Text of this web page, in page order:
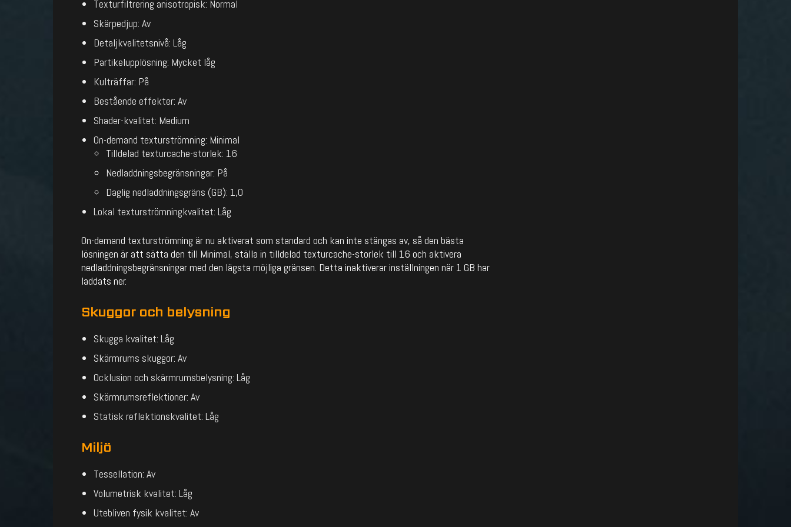
Texturfiltrering anisotropisk: Normal
Skärpedjup: Av
Detaljkvalitetsnivå: Låg
Partikelupplösning: Mycket låg
Kulträffar: På
Bestående effekter: Av
Shader-kvalitet: Medium
On-demand texturströmning: Minimal
Tilldelad texturcache-storlek: 16
Nedladdningsbegränsningar: På
Daglig nedladdningsgräns (GB): 1,0
Lokal texturströmningkvalitet: Låg
On-demand texturströmning är nu aktiverat som standard och kan inte stängas av, så den bästa
lösningen är att sätta den till Minimal, ställa in tilldelad texturcache-storlek till 16 och aktivera
nedladdningsbegränsningar med den lägsta möjliga gränsen. Detta inaktiverar inställningen när 1 GB har
laddats ner.
Skuggor och belysning
Skugga kvalitet: Låg
Skärmrums skuggor: Av
Ocklusion och skärmrumsbelysning: Låg
Skärmrumsreflektioner: Av
Statisk reflektionskvalitet: Låg
Miljö
Tessellation: Av
Volumetrisk kvalitet: Låg
Utebliven fysik kvalitet: Av